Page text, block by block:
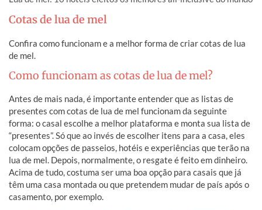
Cotas de lua de mel
Confira como funcionam e a melhor forma de criar cotas de lua
de mel.
Como funcionam as cotas de lua de mel?
Antes de mais nada, é importante entender que as listas de
presentes com cotas de lua de mel funcionam da seguinte
forma: o casal escolhe a melhor plataforma e monta sua lista de
“presentes”. Só que ao invés de escolher itens para a casa, eles
colocam opções de passeios, hotéis e experiências que terão na
lua de mel. Depois, normalmente, o resgate é feito em dinheiro.
Acima de tudo, costuma ser uma boa opção para casais que já
têm uma casa montada ou que pretendem mudar de país após o
casamento, por exemplo.